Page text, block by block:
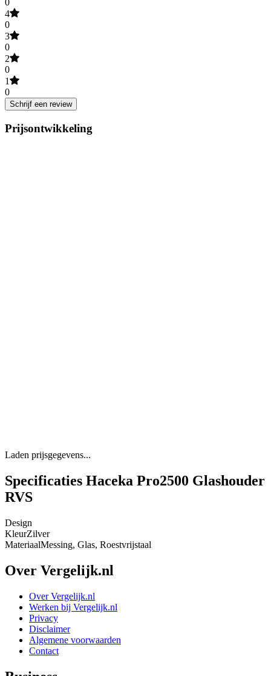
0
4
0
3
0
2
0
1
0
Schrijf een review
Prijsontwikkeling
Laden prijsgegevens...
Specificaties Haceka Pro2500 Glashouder
RVS
Design
KleurZilver
MateriaalMessing, Glas, Roestvrijstaal
Over Vergelijk.nl
Over Vergelijk.nl
Werken bij Vergelijk.nl
Privacy
Disclaimer
Algemene voorwaarden
Contact